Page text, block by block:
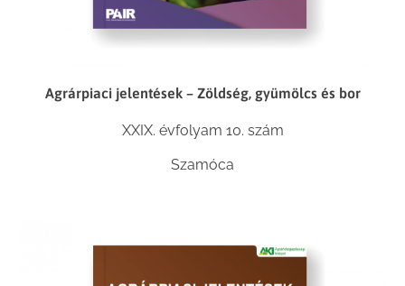
Agrárpiaci jelentések – Zöldség, gyümölcs és bor
XXIX. évfolyam 10. szám
Szamóca